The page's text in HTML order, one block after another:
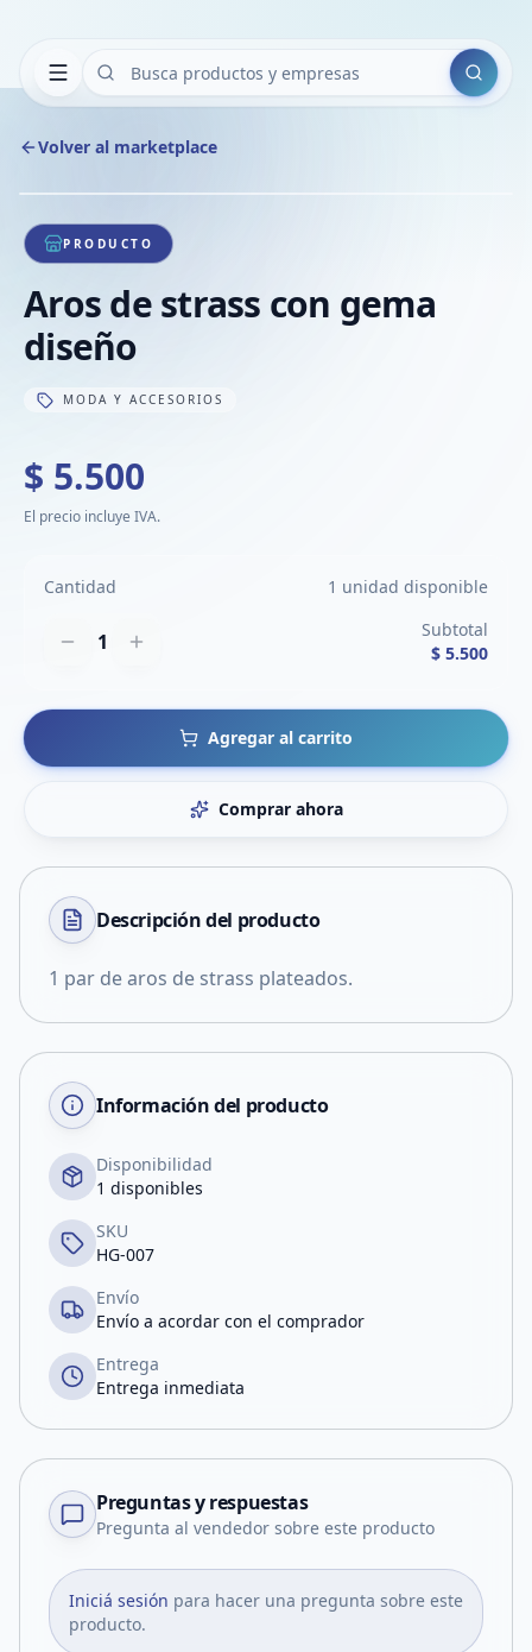
Buscar
Volver al marketplace
1/1
PRODUCTO
Aros de strass con gema
diseño
MODA Y ACCESORIOS
$ 5.500
El precio incluye IVA.
Cantidad 1 unidad disponible
1
Subtotal
$ 5.500
Agregar al carrito
Comprar ahora
Descripción del producto
1 par de aros de strass plateados.
Información del producto
Disponibilidad
1 disponibles
SKU
HG-007
Envío
Envío a acordar con el comprador
Entrega
Entrega inmediata
Preguntas y respuestas
Pregunta al vendedor sobre este producto
Iniciá sesión para hacer una pregunta sobre este
producto.